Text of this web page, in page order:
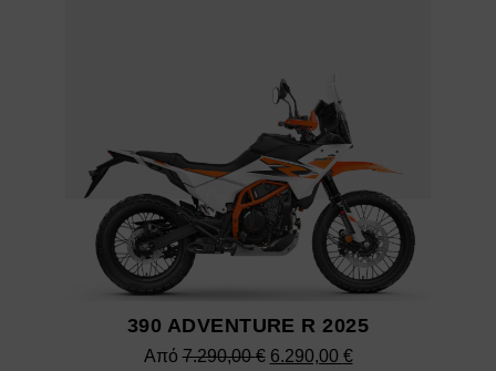
390 ADVENTURE R 2025
Από7.290,00€ Original
6.290,00 €Η